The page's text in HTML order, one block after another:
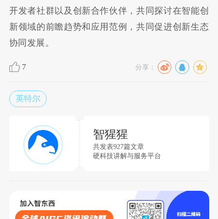
开发者社群以及创新合作伙伴，共同探讨在智能创
新领域的前瞻趋势和应用范例，共同促进创新生态
协同发展。
7 分享：
英特尔
智猩猩
共发表927篇文章
硬科技讲解与服务平台